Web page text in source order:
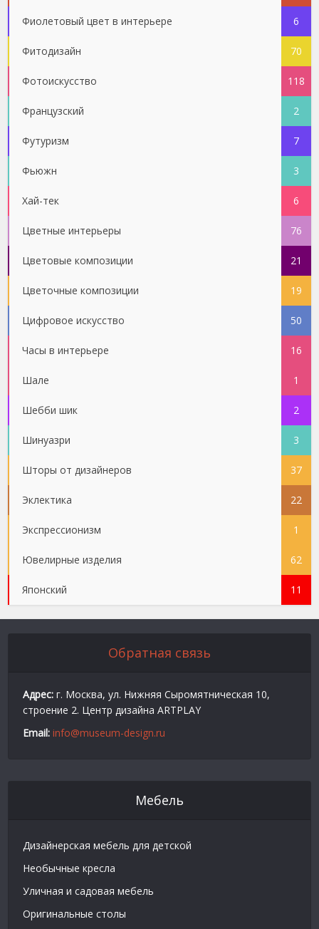
Фиолетовый цвет в интерьере 6
Фитодизайн 70
Фотоискусство 118
Французский 2
Футуризм 7
Фьюжн 3
Хай-тек 6
Цветные интерьеры 76
Цветовые композиции 21
Цветочные композиции 19
Цифровое искусство 50
Часы в интерьере 16
Шале 1
Шебби шик 2
Шинуазри 3
Шторы от дизайнеров 37
Эклектика 22
Экспрессионизм 1
Ювелирные изделия 62
Японский 11
Обратная связь
Адрес: г. Москва, ул. Нижняя Сыромятническая 10,
строение 2. Центр дизайна ARTPLAY
Email: info@museum-design.ru
Мебель
Дизайнерская мебель для детской
Необычные кресла
Уличная и садовая мебель
Оригинальные столы